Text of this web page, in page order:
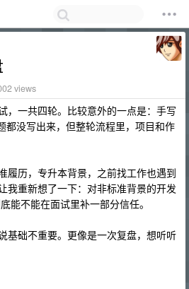
views
，一共四轮。比较意外的一点是：手写
都没写出来，但整轮流程里，项目和作
履历，专升本背景，之前找工作也遇到
我重新想了一下：对非标准背景的开发
能不能在面试里补一部分信任。
基础不重要。更像是一次复盘，想听听